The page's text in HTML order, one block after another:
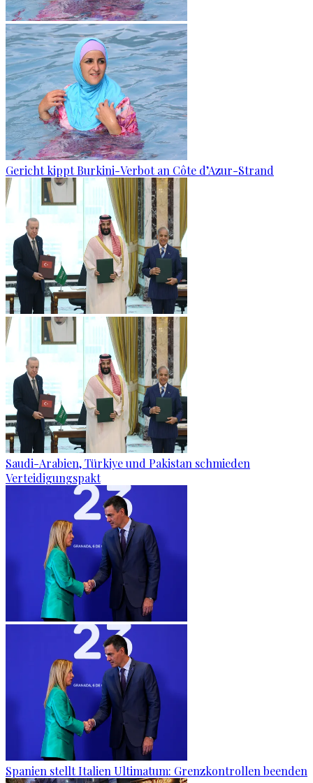
Gericht kippt Burkini-Verbot an Côte d’Azur-Strand
Saudi-Arabien, Türkiye und Pakistan schmieden
Verteidigungspakt
Spanien stellt Italien Ultimatum: Grenzkontrollen beenden